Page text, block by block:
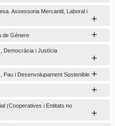
Assessoria Mercantil, Laboral i
de Gènere
Democràcia i Justícia
i Desenvolupament Sostenible
(Cooperatives i Entitats no